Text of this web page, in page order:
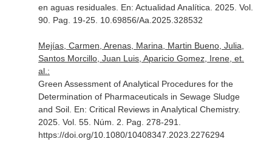
en aguas residuales. En: Actualidad Analítica . 2025. Vol.
90. Pag. 19-25. 10.69856/Aa.2025.328532
Mejías, Carmen, Arenas, Marina, Martin Bueno, Julia,
Santos Morcillo, Juan Luis, Aparicio Gomez, Irene, et.
al.:
Green Assessment of Analytical Procedures for the
Determination of Pharmaceuticals in Sewage Sludge
and Soil. En: Critical Reviews in Analytical Chemistry.
2025. Vol. 55. Núm. 2. Pag. 278-291.
https://doi.org/10.1080/10408347.2023.2276294